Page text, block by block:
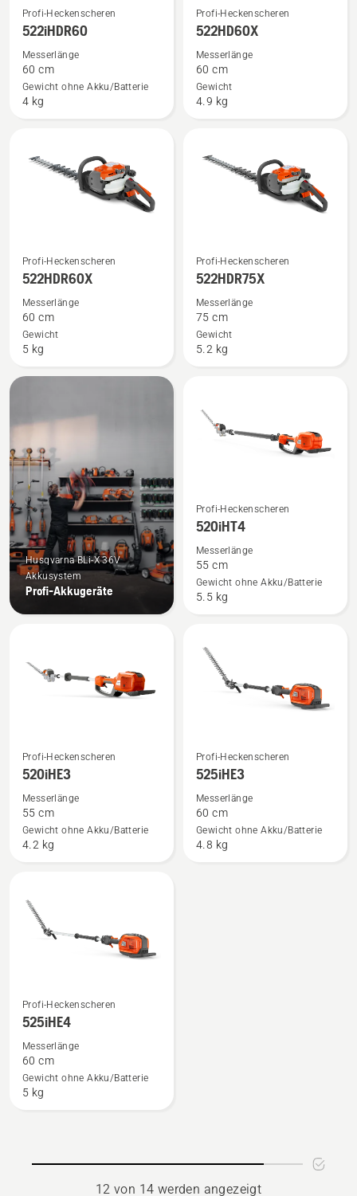
Mehr
Details
522iHDR60
anzeigen
Profi-Heckenscheren
522iHDR60
Messerlänge
60 cm
Gewicht ohne Akku/Batterie
4 kg
Mehr
Details
522HD60X
anzeigen
Profi-Heckenscheren
522HD60X
Messerlänge
60 cm
Gewicht
4.9 kg
Mehr
Details
522HDR60X
anzeigen
Profi-Heckenscheren
522HDR60X
Messerlänge
60 cm
Gewicht
5 kg
Mehr
Details
522HDR75X
anzeigen
Profi-Heckenscheren
522HDR75X
Messerlänge
75 cm
Gewicht
5.2 kg
Husqvarna BLi-X 36V
Akkusystem
Profi-Akkugeräte
Mehr
Details
520iHT4
anzeigen
Profi-Heckenscheren
520iHT4
Messerlänge
55 cm
Gewicht ohne Akku/Batterie
5.5 kg
Mehr
Details
520iHE3
anzeigen
Profi-Heckenscheren
520iHE3
Messerlänge
55 cm
Gewicht ohne Akku/Batterie
4.2 kg
Mehr
Details
525iHE3
anzeigen
Profi-Heckenscheren
525iHE3
Messerlänge
60 cm
Gewicht ohne Akku/Batterie
4.8 kg
Mehr
Details
525iHE4
anzeigen
Profi-Heckenscheren
525iHE4
Messerlänge
60 cm
Gewicht ohne Akku/Batterie
5 kg
12 von 14 werden angezeigt